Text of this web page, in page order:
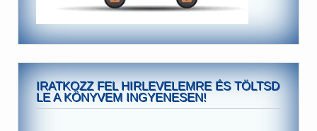
IRATKOZZ FEL HIRLEVELEMRE ÉS TÖLTSD
LE A KÖNYVEM INGYENESEN!